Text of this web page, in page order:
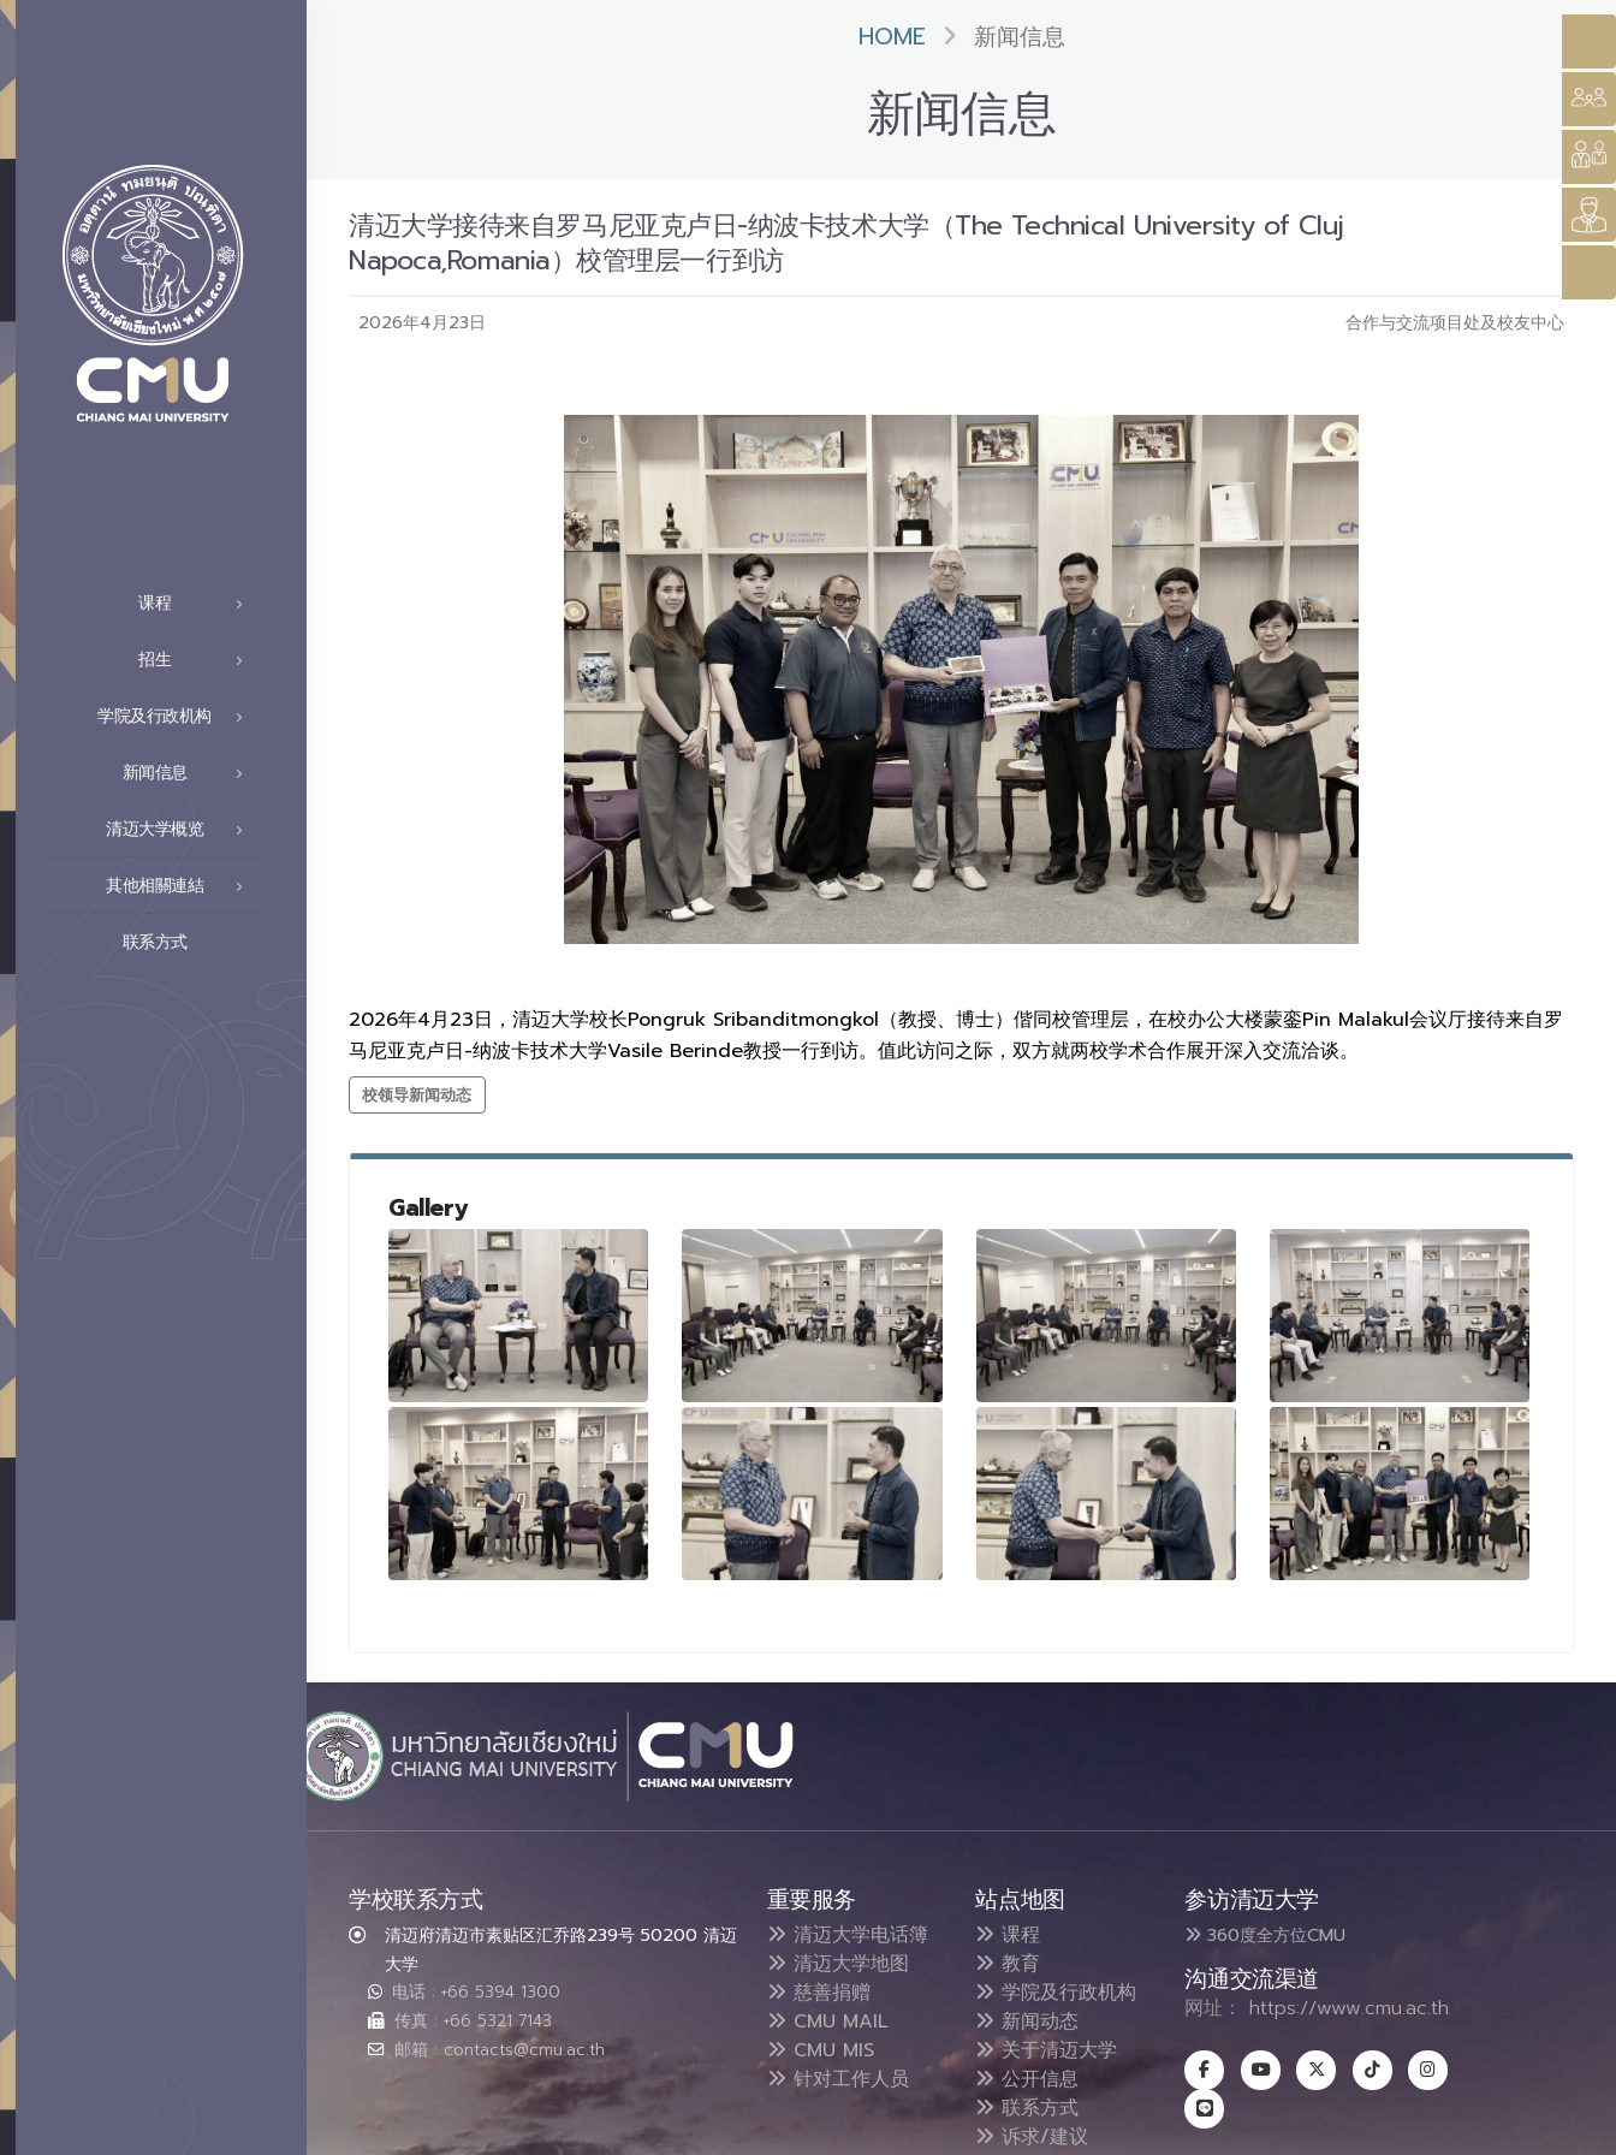
课程
招生
学院及行政机构
新闻信息
清迈大学概览
其他相關連結
联系方式
HOME 新闻信息
新闻信息
清迈大学接待来自罗马尼亚克卢日-纳波卡技术大学（The Technical University of Cluj
Napoca,Romania）校管理层一行到访
2026年4月23日 合作与交流项目处及校友中心
2026年4月23日，清迈大学校长Pongruk Sribanditmongkol（教授、博士）偕同校管理层，在校办公大楼蒙銮Pin Malakul会议厅接待来自罗
马尼亚克卢日-纳波卡技术大学Vasile Berinde教授一行到访。值此访问之际，双方就两校学术合作展开深入交流洽谈。
校领导新闻动态
Gallery
学校联系方式
清迈府清迈市素贴区汇乔路239号 50200 清迈
大学
电话 : +66 5394 1300
传真 : +66 5321 7143
邮箱 : contacts@cmu.ac.th
重要服务
清迈大学电话簿
清迈大学地图
慈善捐赠
CMU MAIL
CMU MIS
针对工作人员
站点地图
课程
教育
学院及行政机构
新闻动态
关于清迈大学
公开信息
联系方式
诉求/建议
参访清迈大学
360度全方位CMU
沟通交流渠道
网址： https://www.cmu.ac.th